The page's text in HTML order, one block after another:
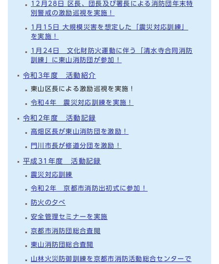
12月28日 区長、団長及び署長による消防団年末特
別警戒の激励巡視を実施！
1月15日 大規模災害を想定した「震災対応訓練」
を実施！
1月24日 文化財防火運動に伴う「清水寺合同消防
訓練」に東山消防団が参加！
令和3年度 活動紹介
東山区長による激励巡視を実施！
令和4年 震災対応訓練を実施！
令和2年度 活動記録
高畑区長が東山消防団を激励！
門川市長が修道分団を激励！
平成31年度 活動記録
震災対応訓練
令和2年 京都市消防出初式に参加！
防火の夕べ
安全管理セミナーを実施
京都市消防団総合査閲
東山消防団総合査閲
山林火災防御訓練を京都市消防活動総合センターで